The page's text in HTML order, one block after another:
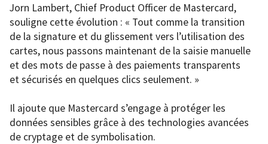
Jorn Lambert, Chief Product Officer de Mastercard,
souligne cette évolution : « Tout comme la transition
de la signature et du glissement vers l’utilisation des
cartes, nous passons maintenant de la saisie manuelle
et des mots de passe à des paiements transparents
et sécurisés en quelques clics seulement. »
Il ajoute que Mastercard s’engage à protéger les
données sensibles grâce à des technologies avancées
de cryptage et de symbolisation.